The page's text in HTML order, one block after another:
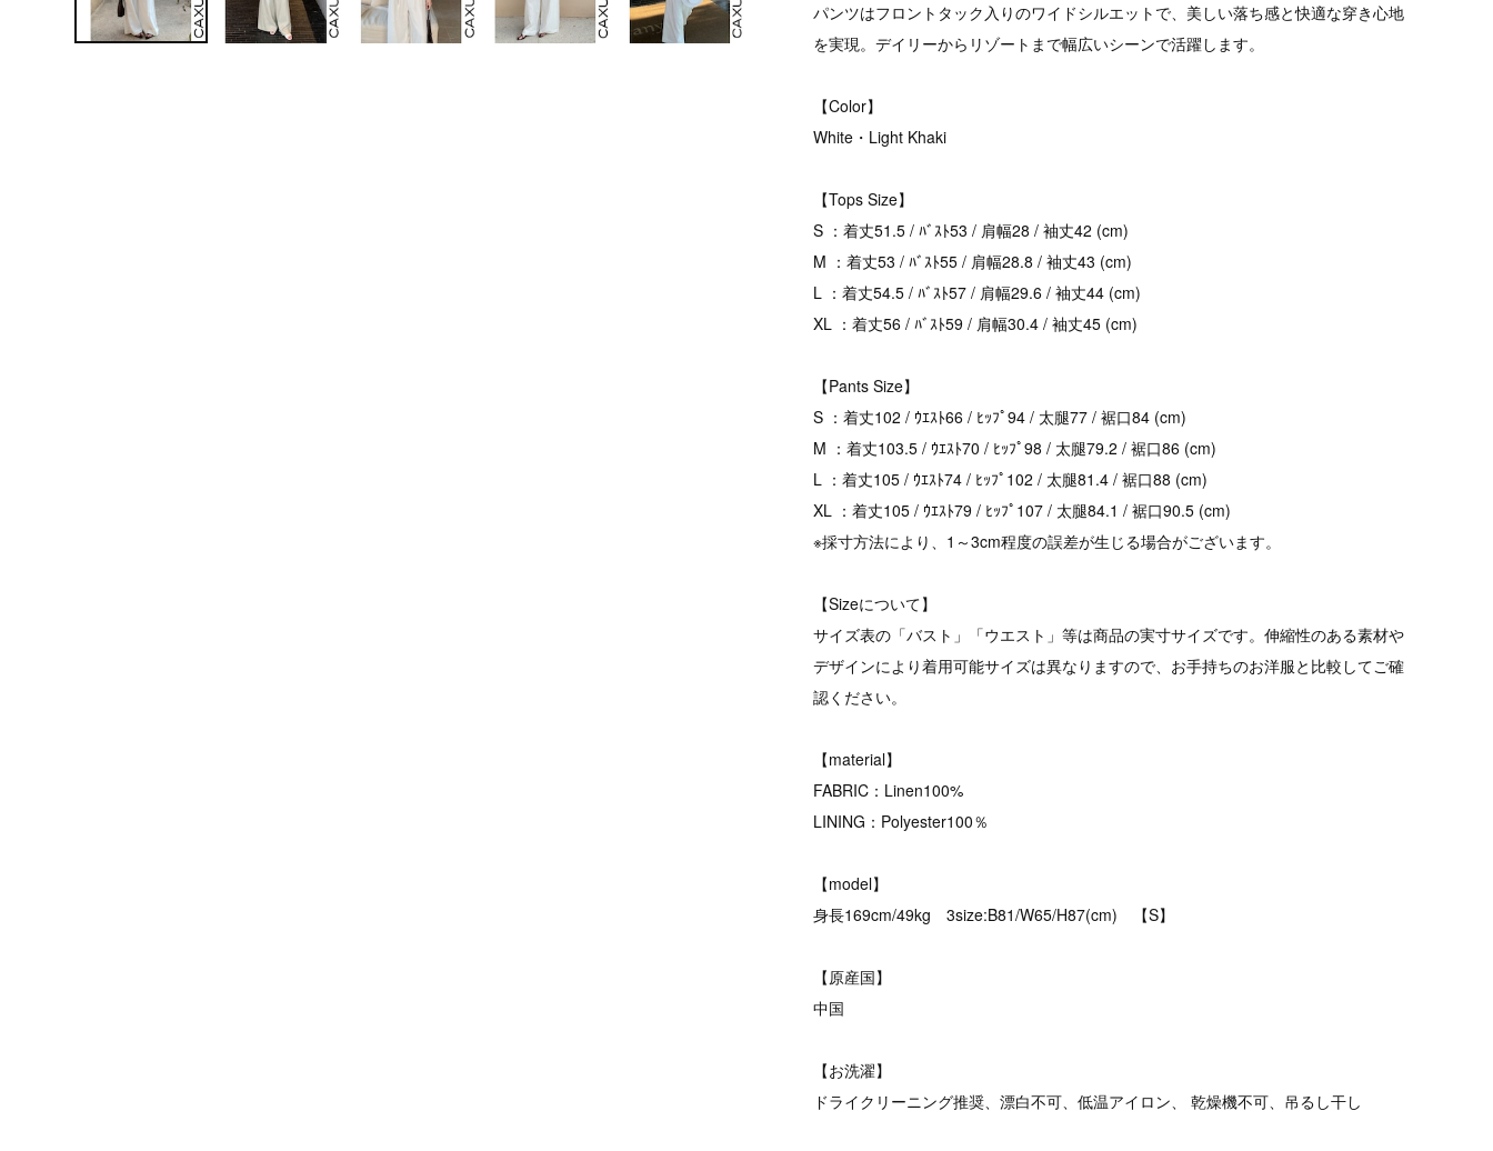
パンツはフロントタック入りのワイドシルエットで、美しい落ち感と快適な穿き心地
を実現。デイリーからリゾートまで幅広いシーンで活躍します。
【Color】
White・Light Khaki
【Tops Size】
S ：着丈51.5 / ﾊﾞｽﾄ53 / 肩幅28 / 袖丈42 (cm)
M ：着丈53 / ﾊﾞｽﾄ55 / 肩幅28.8 / 袖丈43 (cm)
L ：着丈54.5 / ﾊﾞｽﾄ57 / 肩幅29.6 / 袖丈44 (cm)
XL ：着丈56 / ﾊﾞｽﾄ59 / 肩幅30.4 / 袖丈45 (cm)
【Pants Size】
S ：着丈102 / ｳｴｽﾄ66 / ﾋｯﾌﾟ94 / 太腿77 / 裾口84 (cm)
M ：着丈103.5 / ｳｴｽﾄ70 / ﾋｯﾌﾟ98 / 太腿79.2 / 裾口86 (cm)
L ：着丈105 / ｳｴｽﾄ74 / ﾋｯﾌﾟ102 / 太腿81.4 / 裾口88 (cm)
XL ：着丈105 / ｳｴｽﾄ79 / ﾋｯﾌﾟ107 / 太腿84.1 / 裾口90.5 (cm)
※採寸方法により、1～3cm程度の誤差が生じる場合がございます。
【Sizeについて】
サイズ表の「バスト」「ウエスト」等は商品の実寸サイズです。伸縮性のある素材や
デザインにより着用可能サイズは異なりますので、お手持ちのお洋服と比較してご確
認ください。
【material】
FABRIC：Linen100%
LINING：Polyester100％
【model】
身長169cm/49kg 3size:B81/W65/H87(cm) 【S】
【原産国】
中国
【お洗濯】
ドライクリーニング推奨、漂白不可、低温アイロン、 乾燥機不可、吊るし干し